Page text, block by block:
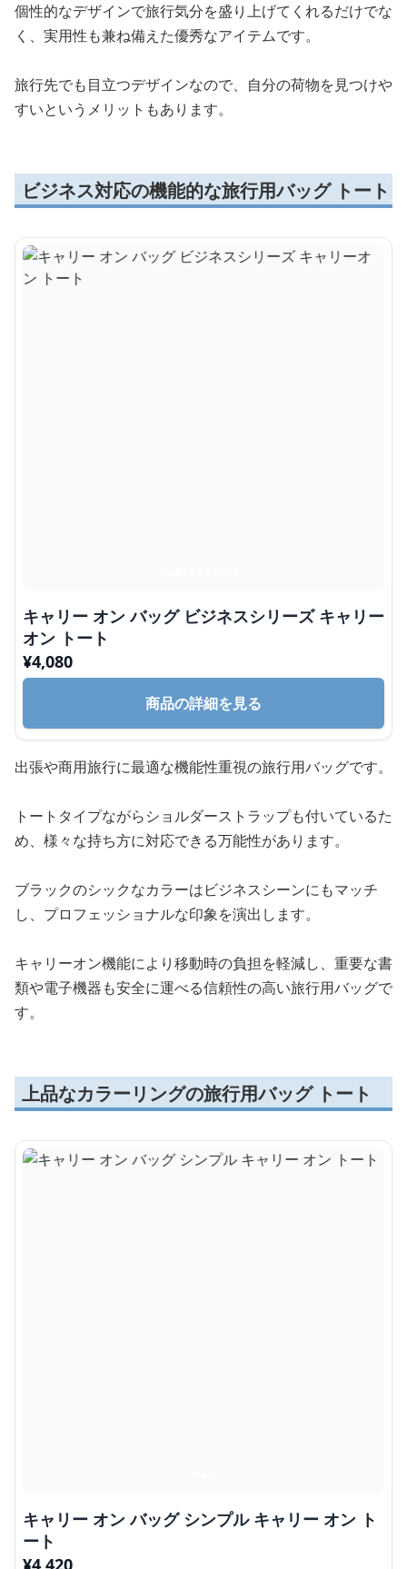
個性的なデザインで旅行気分を盛り上げてくれるだけでな
く、実用性も兼ね備えた優秀なアイテムです。
旅行先でも目立つデザインなので、自分の荷物を見つけや
すいというメリットもあります。
ビジネス対応の機能的な旅行用バッグ トート
キャリー オン バッグ ビジネスシリーズ キャリー
オン トート
¥4,080
商品の詳細を見る
出張や商用旅行に最適な機能性重視の旅行用バッグです。
トートタイプながらショルダーストラップも付いているた
め、様々な持ち方に対応できる万能性があります。
ブラックのシックなカラーはビジネスシーンにもマッチ
し、プロフェッショナルな印象を演出します。
キャリーオン機能により移動時の負担を軽減し、重要な書
類や電子機器も安全に運べる信頼性の高い旅行用バッグで
す。
上品なカラーリングの旅行用バッグ トート
キャリー オン バッグ シンプル キャリー オン ト
ート
¥4,420